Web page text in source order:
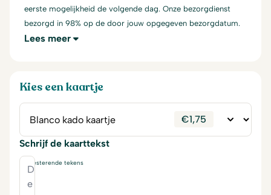
eerste mogelijkheid de volgende dag. Onze bezorgdienst
bezorgd in 98% op de door jouw opgegeven bezorgdatum.
Lees meer
Kies een kaartje
€1,75
Schrijf de kaarttekst
resterende tekens